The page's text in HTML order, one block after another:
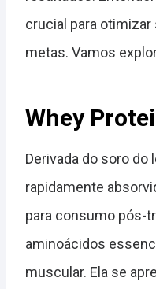
crucial para
metas. Vamos
Whey
Derivada do soro do
rapidamente
para consumo pós-
aminoácidos
muscular. Ela se